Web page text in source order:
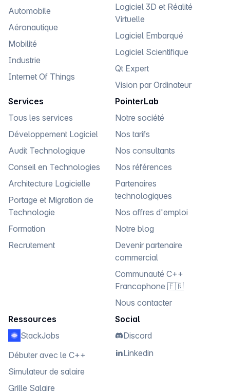
Automobile
Aéronautique
Mobilité
Industrie
Internet Of Things
Logiciel 3D et Réalité
Virtuelle
Logiciel Embarqué
Logiciel Scientifique
Qt Expert
Vision par Ordinateur
Services
Tous les services
Développement Logiciel
Audit Technologique
Conseil en Technologies
Architecture Logicielle
Portage et Migration de
Technologie
Formation
Recrutement
PointerLab
Notre société
Nos tarifs
Nos consultants
Nos références
Partenaires
technologiques
Nos offres d'emploi
Notre blog
Devenir partenaire
commercial
Communauté C++
Francophone 🇫🇷
Nous contacter
Ressources
StackJobs
Débuter avec le C++
Simulateur de salaire
Grille Salaire
Social
Discord
Linkedin